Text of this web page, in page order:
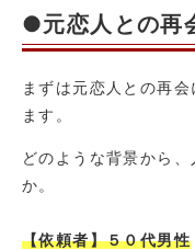
●元恋人との再
まずは元恋人との再
ます。
どのような背景から
か。
【依頼者】５０代男性